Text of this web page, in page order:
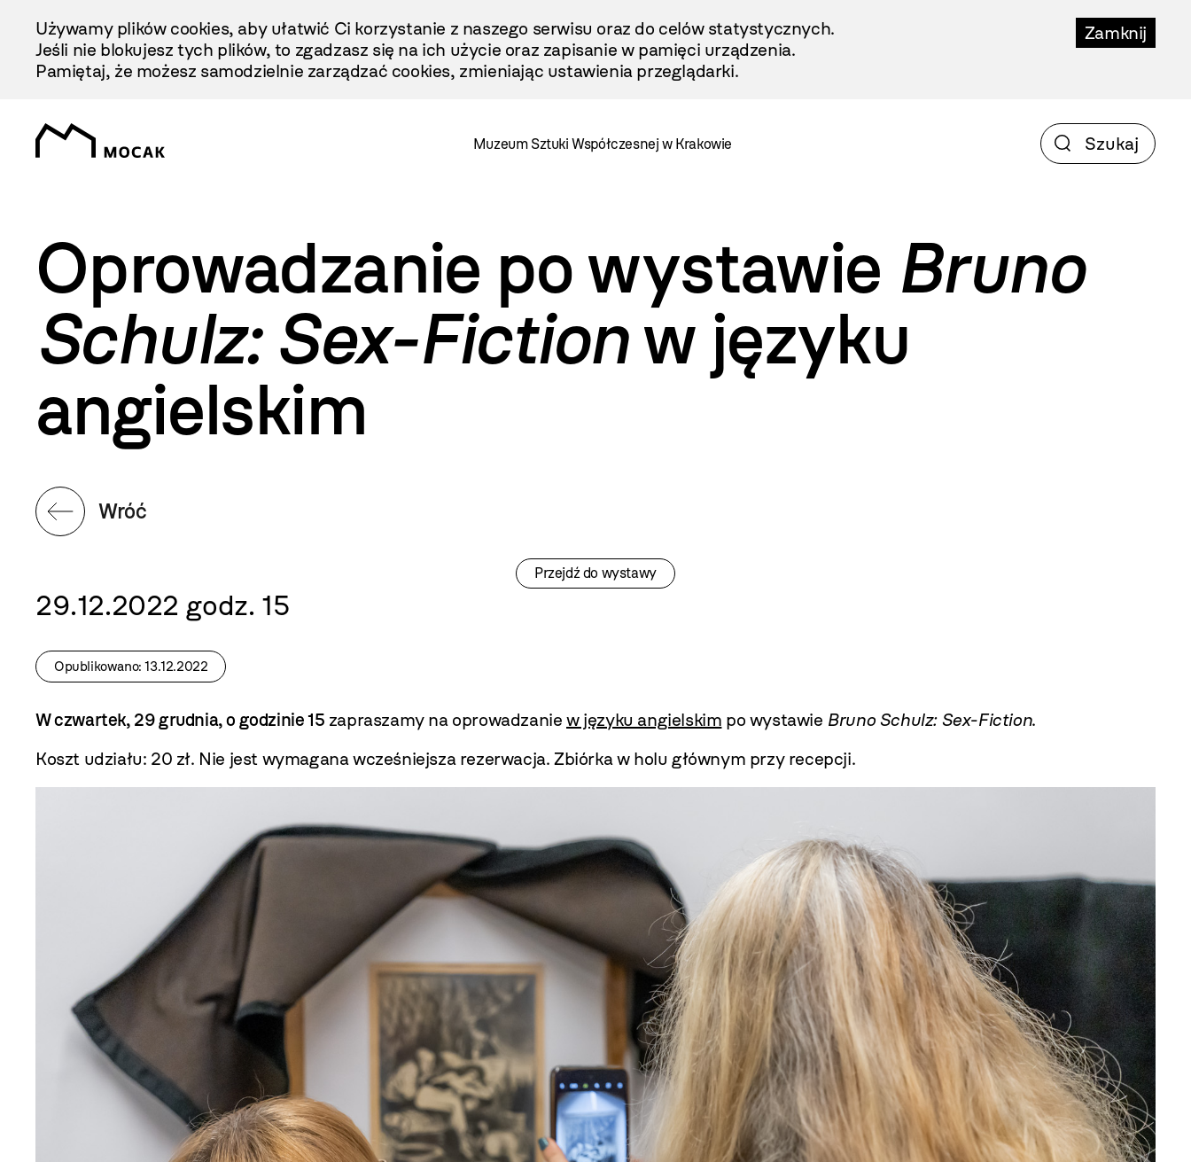
Treści
Zamknij
Używamy plików cookies, aby ułatwić Ci korzystanie z naszego serwisu oraz do celów statystycznych.
Jeśli nie blokujesz tych plików, to zgadzasz się na ich użycie oraz zapisanie w pamięci urządzenia.
Pamiętaj, że możesz samodzielnie zarządzać cookies, zmieniając ustawienia przeglądarki.
Muzeum Sztuki Współczesnej w Krakowie
Oprowadzanie po wystawie Bruno
Schulz: Sex-Fictionw języku
angielskim
Wróć
Przejdź do wystawy
29.12.2022 godz. 15
Opublikowano: 13.12.2022
W czwartek, 29 grudnia, o godzinie 15 zapraszamy na oprowadzaniew języku angielskim po wystawie Bruno Schulz: Sex-Fiction.
Koszt udziału: 20 zł. Nie jest wymagana wcześniejsza rezerwacja. Zbiórka w holu głównym przy recepcji.